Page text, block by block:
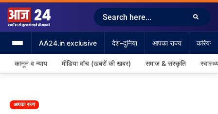
AA24.in exclusive देश–दुनिया आपका राज्य करियर
कानून व न्याय मीडिया वॉच (खबरों की खबर) समाज & संस्कृति
आपका राज्य